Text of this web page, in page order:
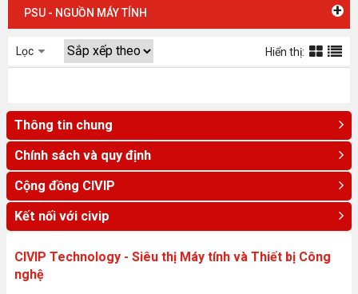
PSU - NGUỒN MÁY TÍNH +
Lọc Hiển thị:
Thông tin chung
Chính sách và quy định
Cộng đồng CIVIP
Kết nối với civip
CIVIP Technology - Siêu thị Máy tính và Thiết bị Công
nghệ